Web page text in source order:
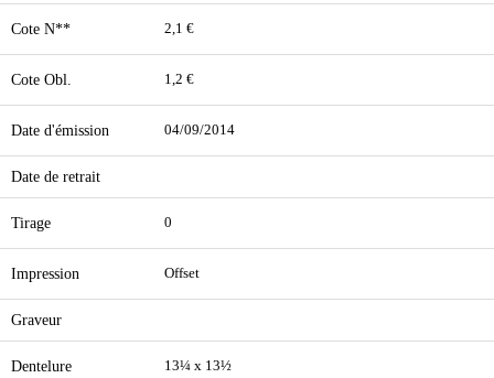
Cote N** 2,1 €
Cote Obl. 1,2 €
Date d'émission 04/09/2014
Date de retrait
Tirage 0
Impression Offset
Graveur
Dentelure 13¼ x 13½